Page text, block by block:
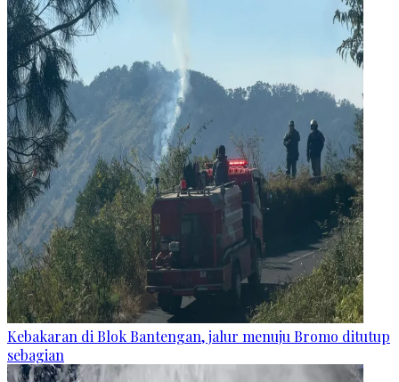
Kebakaran di Blok Bantengan, jalur menuju Bromo ditutup
sebagian